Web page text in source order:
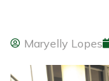
Maryelly Lopes